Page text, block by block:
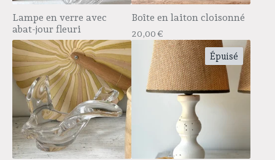
Lampe en verre avec
abat-jour fleuri
Boîte en laiton cloisonné
20,00€
Épuisé